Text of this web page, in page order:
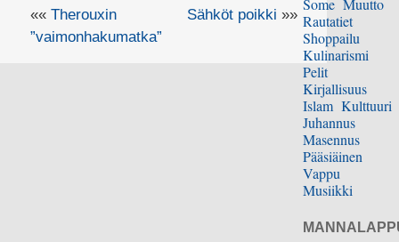
«« Therouxin
”vaimonhakumatka”
Sähköt poikki »»
Some Muutto
Rautatiet
Shoppailu
Kulinarismi
Pelit
Kirjallisuus
Islam Kulttuuri
Juhannus
Masennus
Pääsiäinen
Vappu
Musiikki